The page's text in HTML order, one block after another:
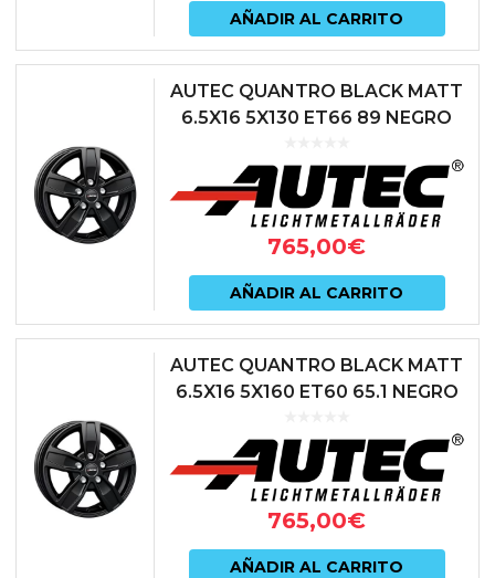
AÑADIR AL CARRITO
AUTEC QUANTRO BLACK MATT
6.5X16 5X130 ET66 89 NEGRO
765,00€
AÑADIR AL CARRITO
AUTEC QUANTRO BLACK MATT
6.5X16 5X160 ET60 65.1 NEGRO
765,00€
AÑADIR AL CARRITO